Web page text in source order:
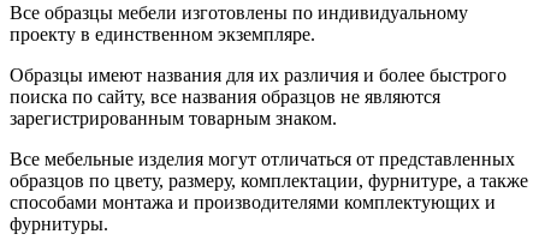
Все образцы мебели изготовлены по индивидуальному
проекту в единственном экземпляре.
Образцы имеют названия для их различия и более быстрого
поиска по сайту, все названия образцов не являются
зарегистрированным товарным знаком.
Все мебельные изделия могут отличаться от представленных
образцов по цвету, размеру, комплектации, фурнитуре, а также
способами монтажа и производителями комплектующих и
фурнитуры.